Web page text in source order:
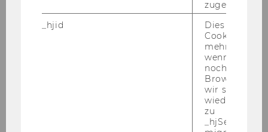
mit An­dre­as Schwei­gergibt wei­te­re Ein­
bli­cke:
Herr Mo­ebi­us, wie be­schrei­ben Sie den Zu­
: Ich bin pes­si­mis­tisch in der
Be­stands­auf­nah­me, op­ti­mis­tisch auf­grund der
Mög­lich­kei­ten einer Ana­ly­se. Denn wenn ich
zugeordnet
_hjid
Dies ist ein
Cookie, das
mehr setzen,
wenn ein
noch in
Browser hat,
wir seinen
zu